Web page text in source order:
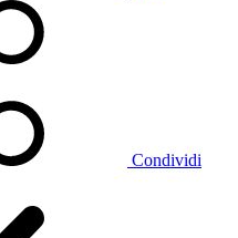
Condividi